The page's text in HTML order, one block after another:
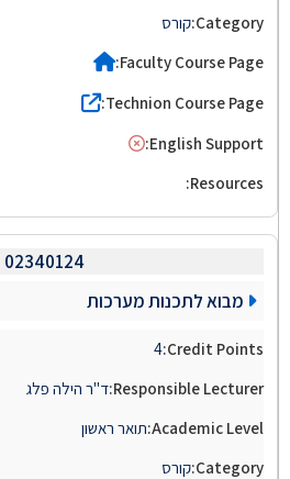
קורס
02340124
מבוא לתכנות מערכות
4
ד"ר הילה פלג
תואר ראשון
קורס